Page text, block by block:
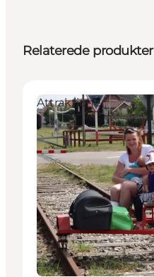
Relaterede produkter
Attraktioner